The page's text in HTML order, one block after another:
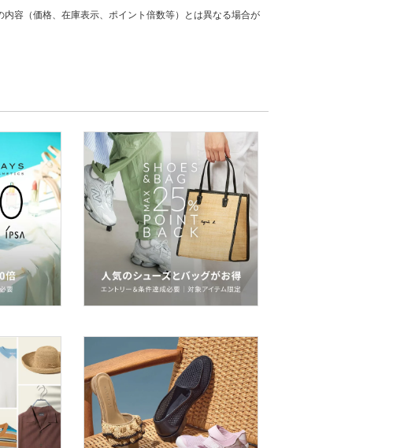
容（価格、在庫表示、ポイント倍数等）とは異なる場合が